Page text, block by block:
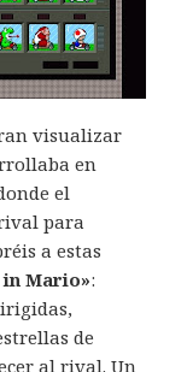
visualizar
en
el
para
a estas
in Mario»:
de
al rival. Un